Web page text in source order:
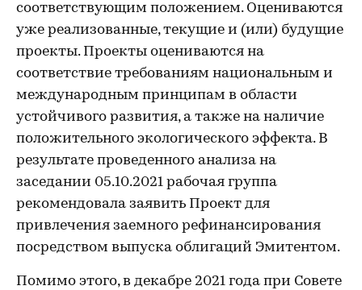
соответствующим положением. Оцениваются
уже реализованные, текущие и (или) будущие
проекты. Проекты оцениваются на
соответствие требованиям национальным и
международным принципам в области
устойчивого развития, а также на наличие
положительного экологического эффекта. В
результате проведенного анализа на
заседании 05.10.2021 рабочая группа
рекомендовала заявить Проект для
привлечения заемного рефинансирования
посредством выпуска облигаций Эмитентом.
Помимо этого, в декабре 2021 года при Совете